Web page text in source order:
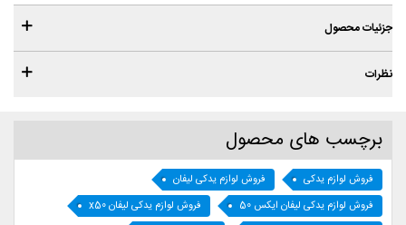
جزئیات محصول
نظرات
برچسب های محصول
فروش لوازم یدکی
فروش لوازم یدکی لیفان
فروش لوازم یدکی لیفان ایکس 50
فروش لوازم یدکی لیفان x50